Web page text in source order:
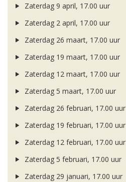
Zaterdag 9 april, 17.00 uur
Zaterdag 2 april, 17.00 uur
Zaterdag 26 maart, 17.00 uur
Zaterdag 19 maart, 17.00 uur
Zaterdag 12 maart, 17.00 uur
Zaterdag 5 maart, 17.00 uur
Zaterdag 26 februari, 17.00 uur
Zaterdag 19 februari, 17.00 uur
Zaterdag 12 februari, 17.00 uur
Zaterdag 5 februari, 17.00 uur
Zaterdag 29 januari, 17.00 uur